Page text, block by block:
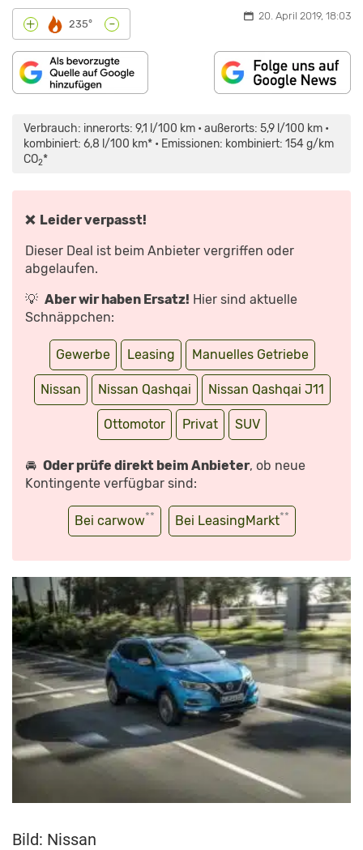
+ 235° - 20. April 2019, 18:03
Verbrauch: innerorts: 9,1 l/100 km • außerorts: 5,9 l/100 km •
kombiniert: 6,8 l/100 km* • Emissionen: kombiniert: 154 g/km
CO2*
❌ Leider verpasst!
Dieser Deal ist beim Anbieter vergriffen oder
abgelaufen.
💡 Aber wir haben Ersatz! Hier sind aktuelle
Schnäppchen:
Gewerbe Leasing Manuelles Getriebe
Nissan Nissan Qashqai Nissan Qashqai J11
Ottomotor Privat SUV
🚘 Oder prüfe direkt beim Anbieter, ob neue
Kontingente verfügbar sind:
Bei carwow** Bei LeasingMarkt**
Bild: Nissan
MAPS.GOOGLE.DE
ANZEIGEN
QASHQAI
DIG-
–
REVIEW“
ANZEIGEN